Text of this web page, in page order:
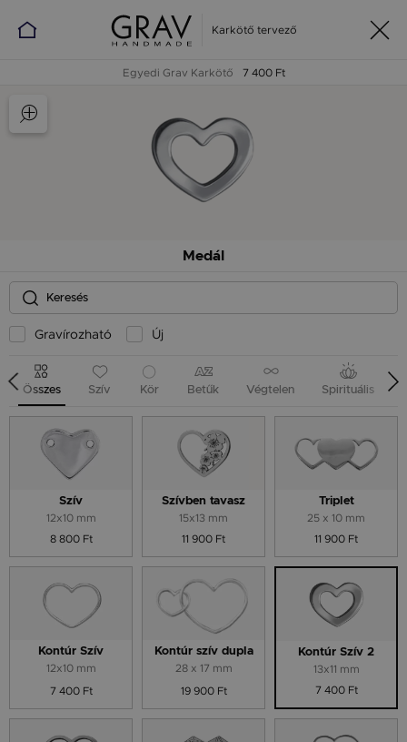
Karkötő tervező
Egyedi Grav Karkötő 7 400 Ft
Medál
Gravírozható Új
Összes Szív Kör Betűk Végtelen Spirituális
Szív
12x10 mm
8 800 Ft
Szívben tavasz
15x13 mm
11 900 Ft
Triplet
25 x 10 mm
11 900 Ft
Kontúr Szív
12x10 mm
7 400 Ft
Kontúr szív dupla
28 x 17 mm
19 900 Ft
Kontúr Szív 2
13x11 mm
7 400 Ft